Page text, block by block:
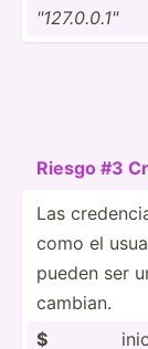
"­127.0.0.1­"
Riesgo #3
Las
como el
pueden ser
cambian.
$